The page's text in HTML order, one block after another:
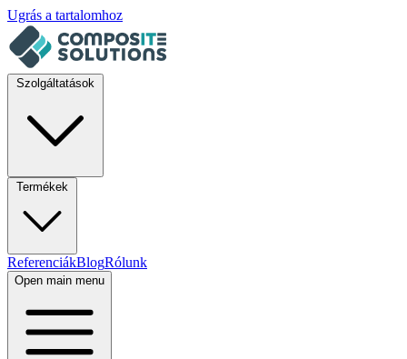
Ugrás a tartalomhoz
ReferenciákBlogRólunk
Open main menu